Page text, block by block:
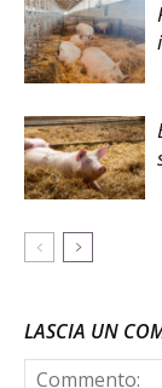
LASCIA UN